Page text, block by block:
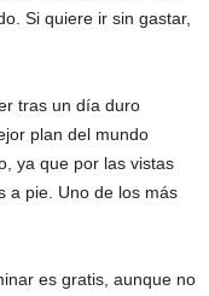
Si quiere ir sin gastar,
tras un día duro
plan del mundo
ya que por las vistas
a pie. Uno de los más
es gratis, aunque no